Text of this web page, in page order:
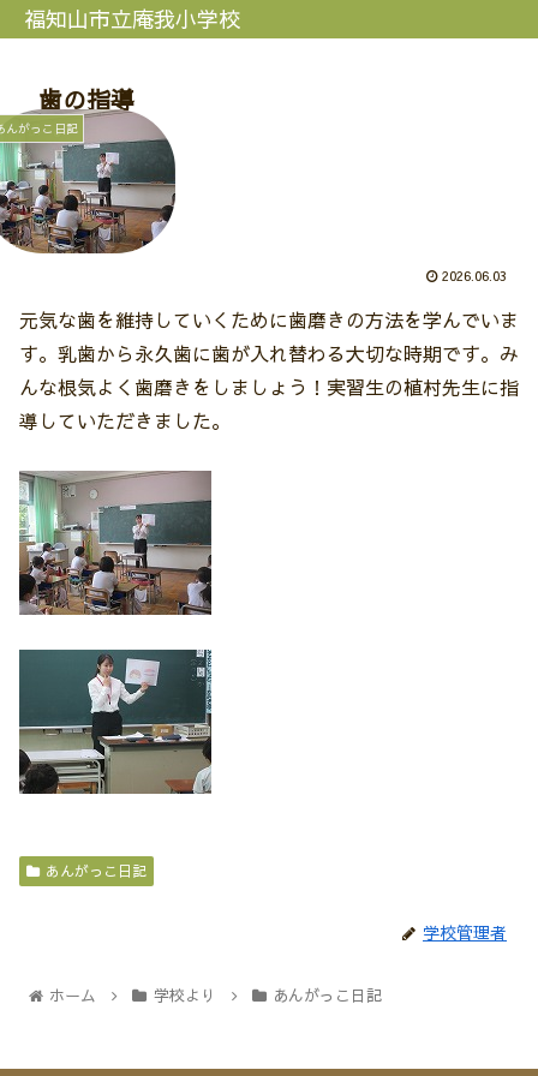
福知山市立庵我小学校
歯の指導
んがっこ日記
2026.06.03
元気な歯を維持していくために歯磨きの方法を学んでいま
す。乳歯から永久歯に歯が入れ替わる大切な時期です。み
んな根気よく歯磨きをしましょう！実習生の植村先生に指
導していただきました。
あんがっこ日記
学校管理者
ホーム 学校より あんがっこ日記